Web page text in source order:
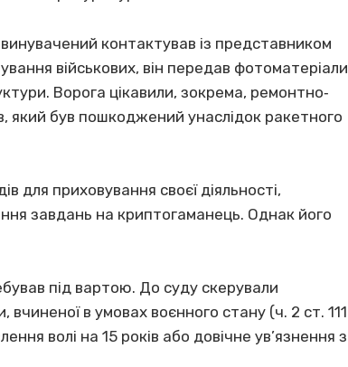
контактував із представником
військових, він передав фотоматеріали
Ворога цікавили, зокрема, ремонтно‐
який був пошкоджений унаслідок ракетного
для приховування своєї діяльності,
завдань на криптогаманець. Однак його
під вартою. До суду скерували
в умовах воєнного стану (ч. 2 ст. 111
волі на 15 років або довічне ув’язнення з